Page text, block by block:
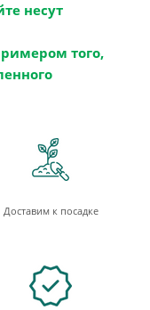
несут
того,
Доставим к посадке